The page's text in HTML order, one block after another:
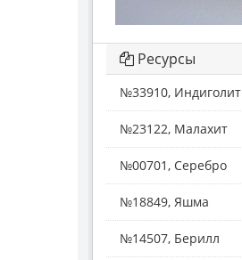
Ресурсы
№33910, Индиголит
№23122, Малахит
№00701, Серебро
№18849, Яшма
№14507, Берилл